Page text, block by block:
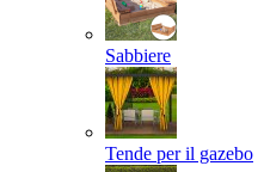
Sabbiere
Tende per il gazebo